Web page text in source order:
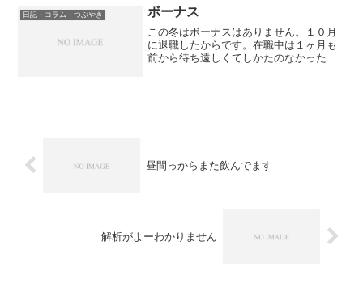
分野の雑誌に２ページほ...
日記・コラム・つぶやき ボーナス
この冬はボーナスはありません。１０月
に退職したからです。在職中は１ヶ月も
前から待ち遠しくてしかたのなかったボ
昼間っからまた飲んでます
解析がよーわかりません